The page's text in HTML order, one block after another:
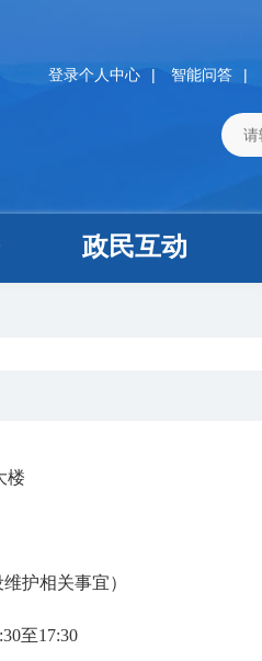
登录个人中心 | 智能问答 |
政民互动
楼
护相关事宜）
至17:30